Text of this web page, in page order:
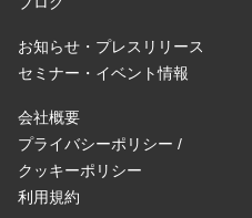
お知らせ・プレスリリース
セミナー・イベント情報
会社概要
プライバシーポリシー /
クッキーポリシー
利用規約